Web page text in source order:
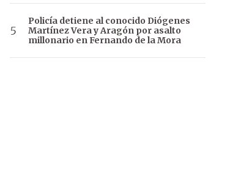
Policía detiene al conocido Diógenes
Martínez Vera y Aragón por asalto
millonario en Fernando de la Mora